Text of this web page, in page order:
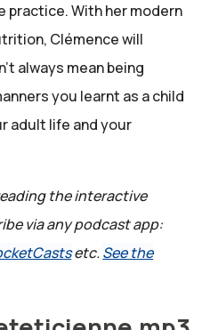
practice. With her modern
Clémence will
always mean being
you learnt as a child
adult life and your
the interactive
via any podcast app:
etc.See the